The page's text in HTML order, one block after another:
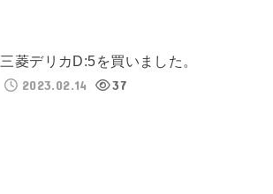
三菱デリカD:5を買いました。
2023.02.14
37